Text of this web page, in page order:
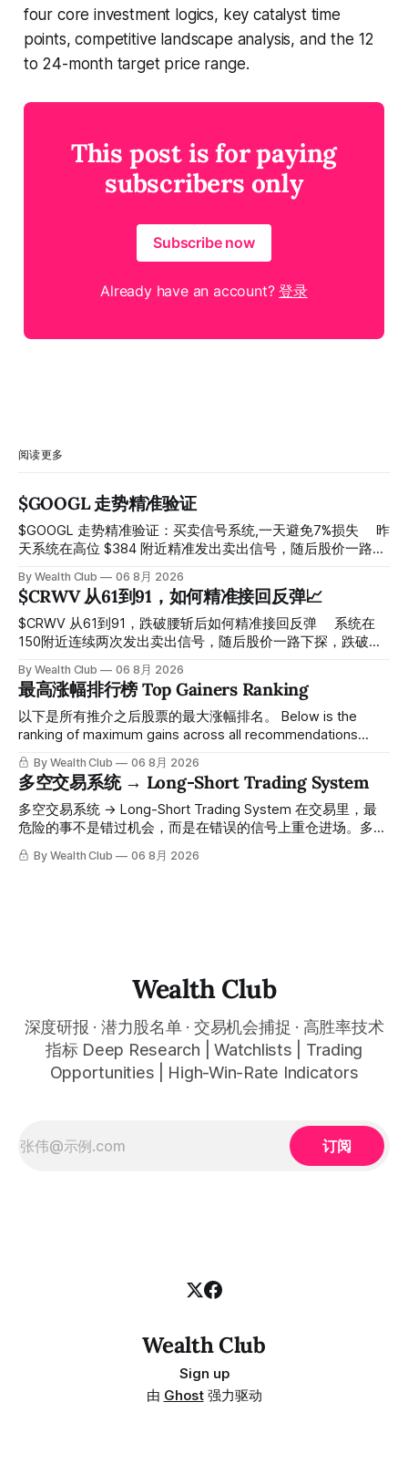
four core investment logics, key catalyst time
points, competitive landscape analysis, and the 12
to 24-month target price range.
This post is for paying
subscribers only
Subscribe now
Already have an account?登录
阅读更多
$GOOGL 走势精准验证
$GOOGL 走势精准验证：买卖信号系统,一天避免7%损失 ⠀ 昨
天系统在高位 $384 附近精准发出卖出信号，随后股价一路下
工干预，无需猜顶猜底，系统结合大数据自动帮你读懂市场情
绪与资金流向的转折点。 ⠀ 想要使用同款买卖信号交易系统
指标，以及更多核心名单、深度研究报告、交易机会 :
thewealthclub.vip
By Wealth Club 06 8月 2026
$CRWV 从61到91，如何精准接回反弹📈
$CRWV 从61到91，跌破腰斩后如何精准接回反弹 ⠀ 系统在
150附近连续两次发出卖出信号，随后股价一路下探，跌破
61附近精准打出Breakout突破信号。 ⠀ 从突破点起算，股价
一路反弹，最高触及91，涨幅接近50%。 ⠀ 今天股价小幅回
调5.07%，收报85.33，仍然稳稳站在突破位置上方。 ⠀ 很多
人觉得交易辛苦，是因为把时间都花在自己画线、盯盘、分析
点。 ⠀ 而这套系统，已经帮你把大数据全部跑过一遍，市场
情绪、资金流向、趋势反转位置，全部自动分析整合，直接把
高胜率信号推送到你面前。 ⠀ 你需要做的，只是准备好一份
自己喜欢的公司清单，剩下的分析交给系统。 ⠀ 交易，本该
标，以及更多核心名单、深度研究报告、交易机会 :
By Wealth Club 06 8月 2026
最高涨幅排行榜 Top Gainers Ranking
以下是所有推介之后股票的最大涨幅排名。 Below is the
ranking of maximum gains across all recommendations
since inclusion. 统计区间为2025年11月1日至2026年7月12
日。所有推介的入场价、目标价及推介日期，均在对应期数
「交易机会」文章发布时同步公开，时间戳可完整溯源，付费
会员随时可交叉核实。 The tracking period covers
November 1, 2025 to July 12, 2026. All entry prices, price
simultaneously in the corresponding "Trading Ideas"
By Wealth Club 06 8月 2026
多空交易系统 → Long-Short Trading System
多空交易系统 → Long-Short Trading System 在交易里，最
危险的事不是错过机会，而是在错误的信号上重仓进场。多空
交易系统真正高胜率的交易，把最高确信度的市场结构，直接
呈现在你的图表上。 无需成为图表专家，强大的算法自动为
with any financial market — stocks, crypto,
By Wealth Club 06 8月 2026
Wealth Club
深度研报 · 潜力股名单 · 交易机会捕捉 · 高胜率技术
指标 Deep Research | Watchlists | Trading
Opportunities | High-Win-Rate Indicators
订阅
Wealth Club
Sign up
由 Ghost强力驱动